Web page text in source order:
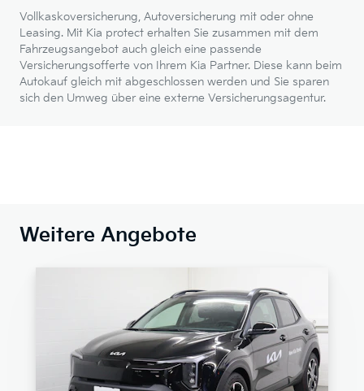
Vollkaskoversicherung, Autoversicherung mit oder ohne
Leasing. Mit Kia protect erhalten Sie zusammen mit dem
Fahrzeugsangebot auch gleich eine passende
Versicherungsofferte von Ihrem Kia Partner. Diese kann beim
Autokauf gleich mit abgeschlossen werden und Sie sparen
sich den Umweg über eine externe Versicherungsagentur.
Weitere Angebote